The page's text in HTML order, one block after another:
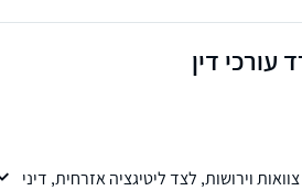
עורכי דין
וירושות, לצד ליטיגציה אזרחית, דיני